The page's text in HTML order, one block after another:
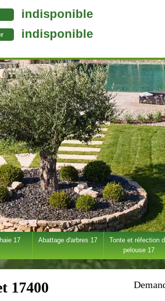
indisponible
indisponible
17 Abattage d'arbres 17
Tonte et réfection
pelouse 17
17400